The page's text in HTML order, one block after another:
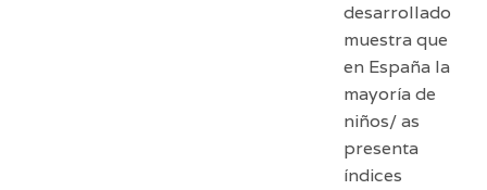
desarrollado
muestra que
en España la
mayoría de
niños/ as
presenta
índices